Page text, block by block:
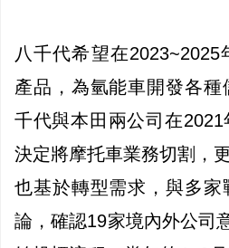
八千代希望在
產品，為氫能車開發各種
千代與本田兩公司在2021
決定將摩托車業務切割，
也基於轉型需求，與多
論，確認19家境內外公司